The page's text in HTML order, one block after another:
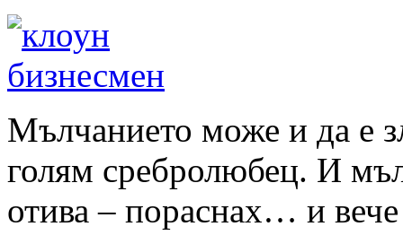
Мълчанието може и да е
голям сребролюбец. И
отива – пораснах… и